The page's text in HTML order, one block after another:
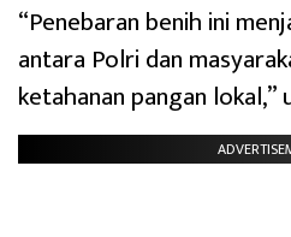
“Penebaran benih ini
antara Polri dan
ketahanan pangan lokal,”